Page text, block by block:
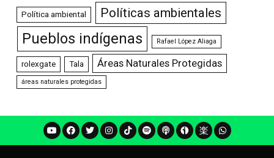
Política ambiental Políticas ambientales
Pueblos indígenas Rafael López Aliaga
rolexgate Tala Áreas Naturales Protegidas
áreas naturales protegidas